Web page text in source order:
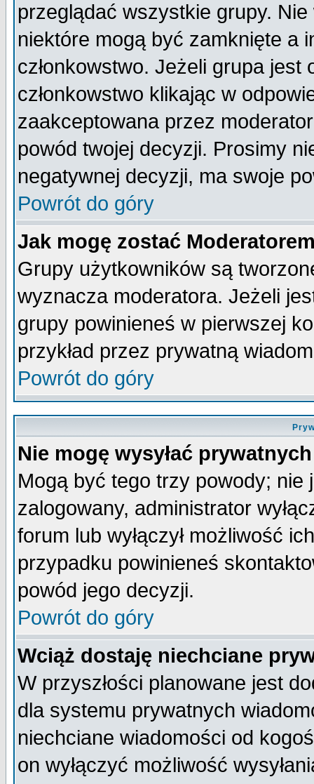
przeglądać wszystkie grupy.
niektóre mogą być zamknięte a
członkowstwo. Jeżeli grupa
członkowstwo klikając w
zaakceptowana przez
powód twojej decyzji. Prosimy
negatywnej decyzji, ma swoje
Powrót do góry
Jak mogę zostać
Grupy użytkowników są
wyznacza moderatora. Jeżeli
grupy powinieneś w pierwszej
przykład przez prywatną
Powrót do góry
Nie mogę wysyłać
Mogą być tego trzy powody;
zalogowany, administrator
forum lub wyłączył możliwość
przypadku powinieneś
powód jego decyzji.
Powrót do góry
Wciąż dostaję niechciane
W przyszłości planowane jest
dla systemu prywatnych
niechciane wiadomości od
on wyłączyć możliwość